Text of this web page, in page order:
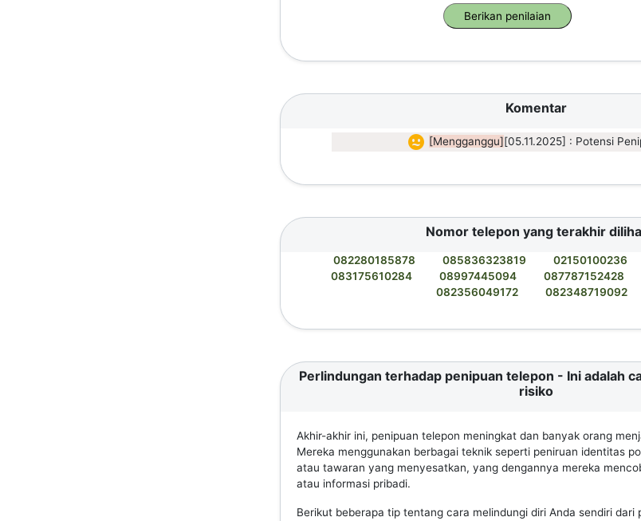
Komentar
[Mengganggu][05.11.2025] : Potensi
Nomor telepon yang terakhir
082280185878 085836323819 02150100236
083175610284
08997445094 087787152428
082356049172
082348719092
Perlindungan terhadap penipuan telepon - Ini adalah
risiko
Akhir-akhir ini, penipuan telepon meningkat dan banyak orang
Mereka menggunakan berbagai teknik seperti peniruan identitas
atau tawaran yang menyesatkan, yang dengannya mereka
atau informasi pribadi.
Berikut beberapa tip tentang cara melindungi diri Anda sendiri dari